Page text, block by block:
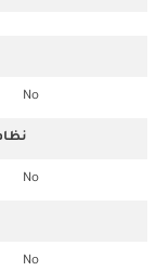
No
No
No